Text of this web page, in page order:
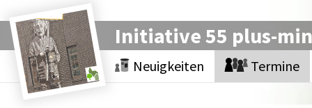
Initiative 55 plus-
Neuigkeiten Termine